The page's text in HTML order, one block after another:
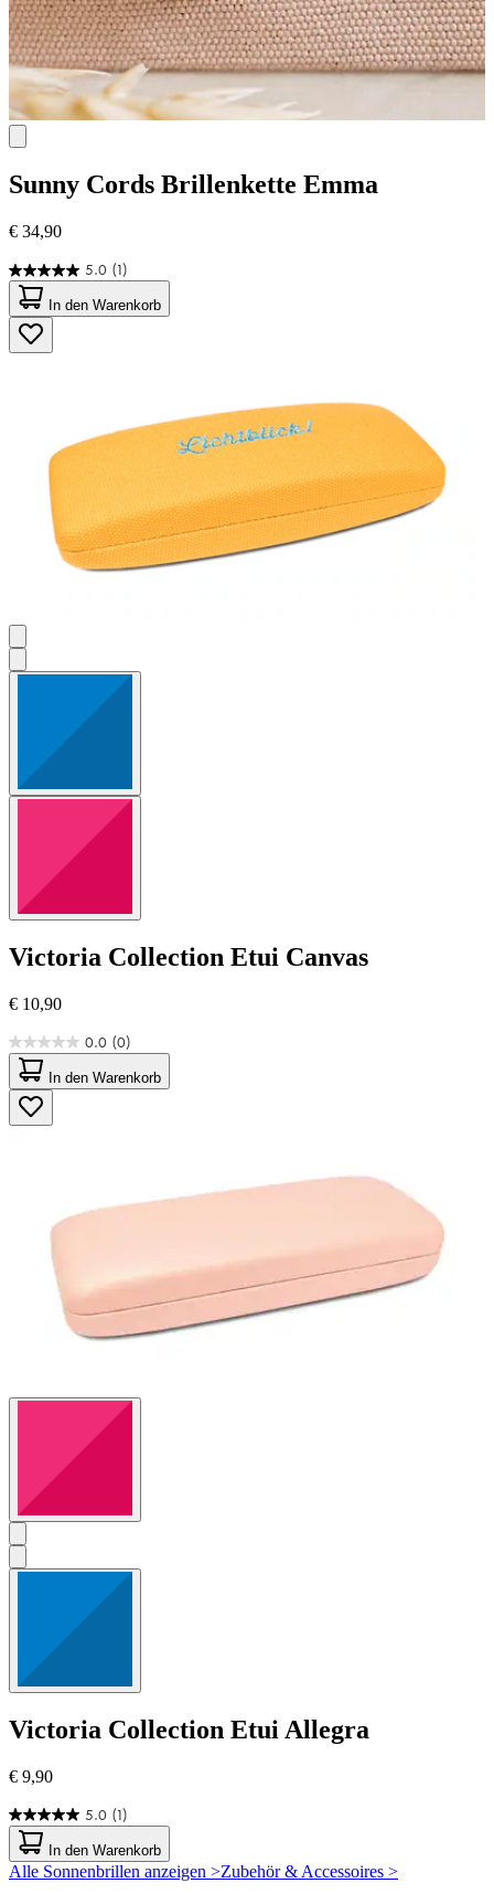
Sunny Cords Brillenkette Emma
€ 34,90
5.0 (1)
5.0
von
5
Sternen.
1
In den Warenkorb
Victoria Collection Etui Canvas
€ 10,90
0.0 (0)
0.0
von
5
Sternen.
In den Warenkorb
Victoria Collection Etui Allegra
€ 9,90
5.0 (1)
5.0
von
5
Sternen.
In den Warenkorb
Alle Sonnenbrillen anzeigen >Zubehör & Accessoires >